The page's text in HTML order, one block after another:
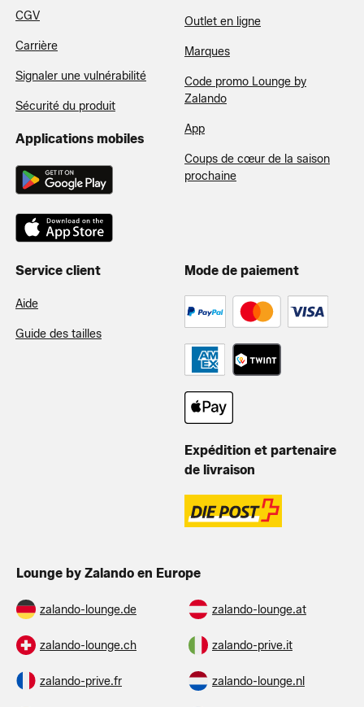
CGV
Carrière
Signaler une vulnérabilité
Sécurité du produit
Applications mobiles
Outlet en ligne
Marques
Code promo Lounge by
Zalando
App
Coups de cœur de la saison
prochaine
Service client
Aide
Guide des tailles
Mode de paiement
Expédition et partenaire
de livraison
Lounge by Zalando en Europe
zalando-lounge.de zalando-lounge.at
zalando-lounge.ch zalando-prive.it
zalando-prive.fr zalando-lounge.nl